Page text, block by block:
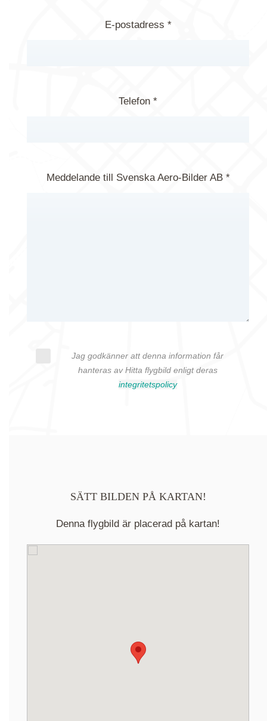
E-postadress *
Telefon *
Meddelande till Svenska Aero-Bilder AB *
Jag godkänner att denna information får
hanteras av Hitta flygbild enligt deras
integritetspolicy
SÄTT BILDEN PÅ KARTAN!
Denna flygbild är placerad på kartan!